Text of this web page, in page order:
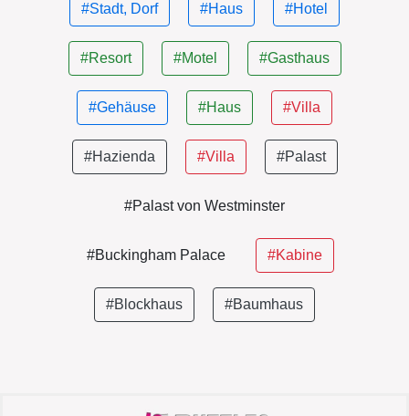
#Stadt, Dorf #Haus #Hotel
#Resort #Motel #Gasthaus
#Gehäuse #Haus #Villa
#Hazienda #Villa #Palast
#Palast von Westminster
#Buckingham Palace #Kabine
#Blockhaus #Baumhaus